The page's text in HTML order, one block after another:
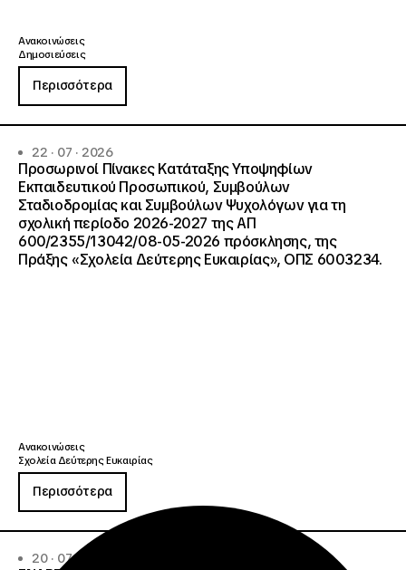
Ανακοινώσεις
Δημοσιεύσεις
Περισσότερα
22 · 07 · 2026
Προσωρινοί Πίνακες Κατάταξης Υποψηφίων
Εκπαιδευτικού Προσωπικού, Συμβούλων
Σταδιοδρομίας και Συμβούλων Ψυχολόγων για τη
σχολική περίοδο 2026-2027 της ΑΠ
600/2355/13042/08-05-2026 πρόσκλησης, της
Πράξης «Σχολεία Δεύτερης Ευκαιρίας», ΟΠΣ 6003234.
Ανακοινώσεις
Σχολεία Δεύτερης Ευκαιρίας
Περισσότερα
20 · 07 · 2026